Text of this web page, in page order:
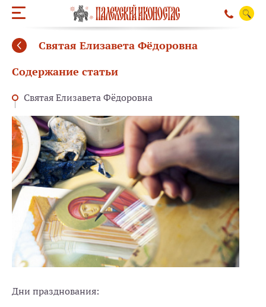
ОБРАТНЫЙ
Святая Елизавета Фёдоровна
Содержание статьи
Святая Елизавета Фёдоровна
Дни празднования: